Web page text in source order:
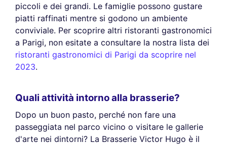
piccoli e dei grandi. Le famiglie possono gustare
piatti raffinati mentre si godono un ambiente
conviviale. Per scoprire altri ristoranti gastronomici
a Parigi, non esitate a consultare la nostra lista dei
ristoranti gastronomici di Parigi da scoprire nel
2023.
Quali attività intorno alla brasserie?
Dopo un buon pasto, perché non fare una
passeggiata nel parco vicino o visitare le gallerie
d'arte nei dintorni? La Brasserie Victor Hugo è il